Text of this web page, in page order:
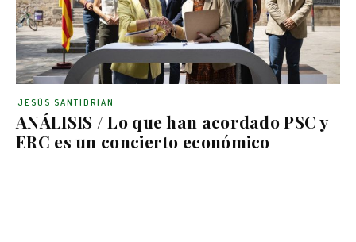
ANÁLISIS / Lo que han acordado PSC y
ERC es un concierto económico
JESÚS SANTIDRIAN